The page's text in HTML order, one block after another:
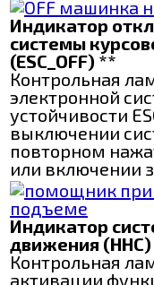
Индикатор
системы
(ESC_OFF) **
Контрольная
электронной
устойчивости
выключении
повторном
или включении
Индикатор
движения (ННС)
Контрольная
активации